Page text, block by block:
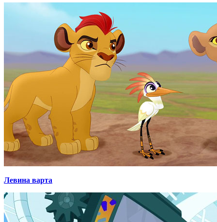
Левина варта